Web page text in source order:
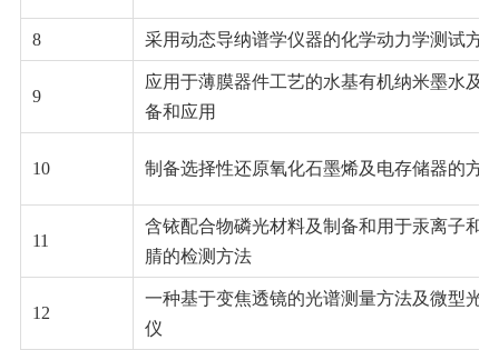
8 采用动态导纳谱学仪器的化学动力学测试方
9
应用于薄膜器件工艺的水基有机纳米墨水及
备和应用
10 制备选择性还原氧化石墨烯及电存储器的方
11
含铱配合物磷光材料及制备和用于汞离子和
腈的检测方法
12
一种基于变焦透镜的光谱测量方法及微型光
仪